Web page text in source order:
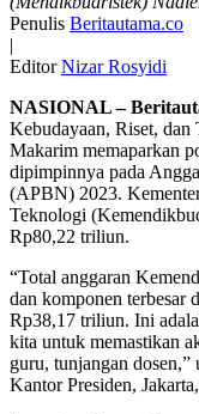
Penulis Beritautama.co
|
Editor Nizar Rosyidi
NASIONAL –
Kebudayaan, Riset,
Makarim memaparkan
dipimpinnya pada
(APBN) 2023.
Teknologi
Rp80,22 triliun.
“Total anggaran
dan komponen terbesar
Rp38,17 triliun. Ini
kita untuk memastikan
guru, tunjangan
Kantor Presiden,